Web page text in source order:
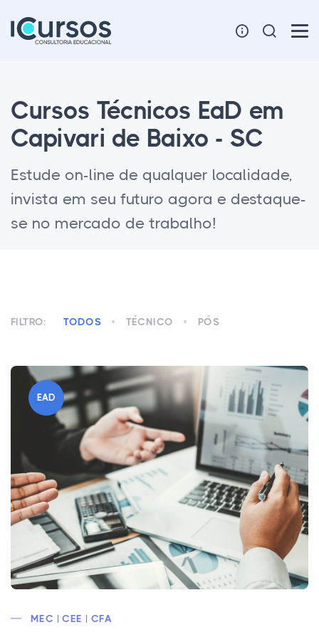
Cursos Técnicos EaD em
Capivari de Baixo - SC
Estude on-line de qualquer localidade,
invista em seu futuro agora e destaque-
se no mercado de trabalho!
FILTRO: TODOS TÉCNICO PÓS
EAD
MEC | CEE | CFA